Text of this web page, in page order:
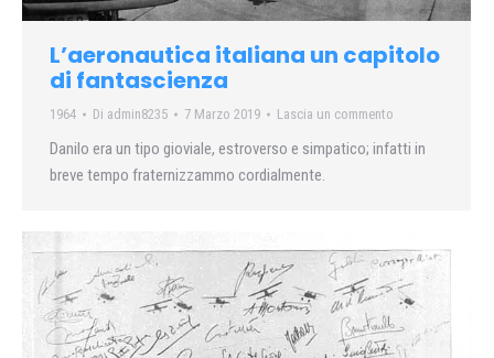
L’aeronautica italiana un capitolo
di fantascienza
1964 Di admin8235 7 Marzo 2019 Lascia un commento
Danilo era un tipo gioviale, estroverso e simpatico; infatti in
breve tempo fraternizzammo cordialmente.